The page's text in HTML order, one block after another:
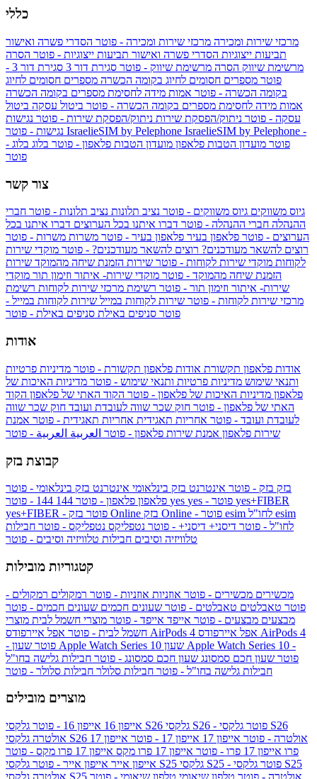
כללי
מרכזי שירות ומכירה מרכזי שירות ומכירה - פוטר הסדרי פשרה ואישור
תביעות ייצוגיות הסדרי פשרה ואישור תביעות ייצוגיות - פוטר הסרה
מרשימת שיווק הסרה מרשימת שיווק - פוטר סגירת דור 3
סגירת דור 3 -
פוטר מספרים חסומים לחיוג בקומה הכשרה מספרים חסומים לחיוג
בקומה הכשרה - פוטר אמות מידה לחסימת מספרים בקומה הכשרה
אמות מידה לחסימת מספרים בקומה הכשרה - פוטר ביטול עסקה ביטול
עסקה - פוטר ניתוק/הפסקת שירות ניתוק/הפסקת שירות - פוטר נגישות
IsraelieSIM by Pelephone IsraelieSIM by Pelephone -
פוטר מועדון הטבות פלאפון מועדון הטבות פלאפון - פוטר בלוג בלוג -
פוטר
צור קשר
גיוס משווקים גיוס משווקים - פוטר נציב תלונות נציב תלונות - פוטר חברי
ההנהלה חברי ההנהלה - פוטר דברו איתנו בכל הערוצים דברו איתנו בכל
הערוצים - פוטר פלאפון בעיר פלאפון בעיר - פוטר משרות משרות - פוטר
רוצים להשאר מעודכנים? רוצים להשאר מעודכנים? - פוטר מוקדי שירות
לקוחות מוקדי שירות לקוחות - פוטר שירות הזמנת שיחה מהמוקד שירות
הזמנת שיחה מהמוקד - פוטר מוקדי שירות- איתור וזימון תור מוקדי
שירות- איתור וזימון תור - פוטר רשימת מרכזי שירות לקוחות רשימת
מרכזי שירות לקוחות - פוטר שירות לקוחות במייל שירות לקוחות במייל -
פוטר סניפים באילת סניפים באילת - פוטר
אודות
אודות פלאפון תקשורת אודות פלאפון תקשורת - פוטר מדיניות פרטיות
ותנאי שימוש מדיניות פרטיות ותנאי שימוש - פוטר מדיניות האיכות של
פלאפון מדיניות האיכות של פלאפון - פוטר הקוד האתי של פלאפון הקוד
האתי של פלאפון - פוטר חוק שכר שווה לעובדת ועובד חוק שכר שווה
לעובדת ועובד - פוטר אחריות תאגידית אחריות תאגידית - פוטר אמנת
שירות פלאפון אמנת שירות פלאפון - פוטר العربية العربية - פוטר
קבוצת בזק
בזק בזק - פוטר אינטרנט בזק בינלאומי אינטרנט בזק בינלאומי - פוטר
פלאפון פלאפון - פוטר 144 yes
yes+FIBER
yes+FIBER - פוטר בזק Online
esim
לחו"ל - פוטר דיסני+ דיסני+ - פוטר נטפליקס נטפליקס - פוטר חבילות
טלוויזיה וסיבים חבילות טלוויזיה וסיבים - פוטר
קטגוריות מובילות
מכשירים מכשירים - פוטר אוזניות אוזניות - פוטר רמקולים רמקולים -
פוטר טאבלטים טאבלטים - פוטר שעונים חכמים שעונים חכמים - פוטר
מבצעים מבצעים - פוטר אייפד אייפד - פוטר מוצרי חשמל לבית מוצרי
חשמל לבית - פוטר אפל איירפודס AirPods 4 אפל איירפודס AirPods 4
- פוטר שעון Apple Watch Series 10 שעון Apple Watch Series 10 -
פוטר שעון חכם סמסונג שעון חכם סמסונג - פוטר חבילות גלישה בחו"ל
חבילות גלישה בחו"ל - פוטר חבילות סלולר חבילות סלולר - פוטר
מוצרים מובילים
אייפון 16 אייפון 16 - פוטר גלקסי S26 גלקסי S26 - פוטר גלקסי S26
אולטרה
גלקסי S26 אולטרה - פוטר אייפון 17 אייפון 17 - פוטר
אייפון 17
פרו אייפון 17 פרו - פוטר אייפון 17 פרו מקס
אייפון 17 פרו מקס - פוטר
אייפון אייר אייפון אייר - פוטר גלקסי S25 גלקסי S25 - פוטר גלקסי S25